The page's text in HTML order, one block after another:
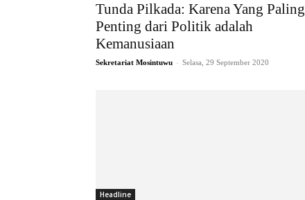
Tunda Pilkada: Karena Yang Paling
Penting dari Politik adalah
Kemanusiaan
Sekretariat Mosintuwu - Selasa, 29 September 2020
Headline